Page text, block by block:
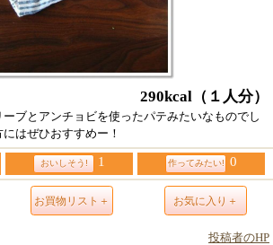
290kcal （１人分）
ブとアンチョビを使ったパテみたいなものでし
はぜひおすすめー！
おいしそう! 1 作ってみたい! 0
お買物リスト＋ お気に入り＋
投稿者のHP